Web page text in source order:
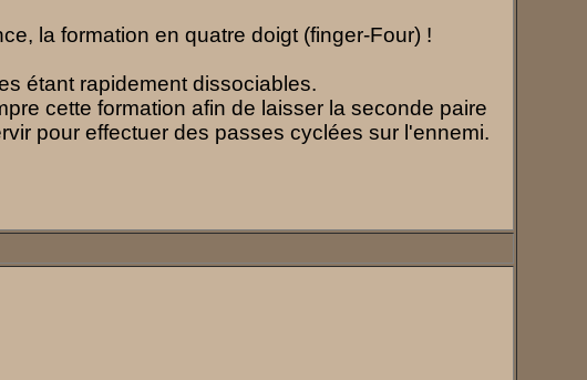
la formation en quatre doigt (finger-Four) !
étant rapidement dissociables.
cette formation afin de laisser la seconde paire
pour effectuer des passes cyclées sur l'ennemi.